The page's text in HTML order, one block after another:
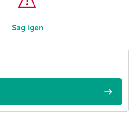
Søg igen